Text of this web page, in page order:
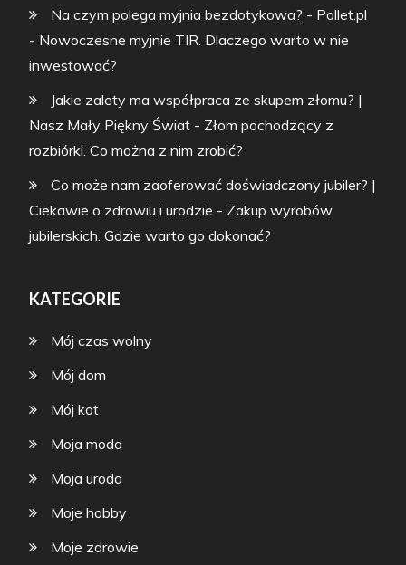
Na czym polega myjnia bezdotykowa? - Pollet.pl
- Nowoczesne myjnie TIR. Dlaczego warto w nie
inwestować?
Jakie zalety ma współpraca ze skupem złomu? |
Nasz Mały Piękny Świat - Złom pochodzący z
rozbiórki. Co można z nim zrobić?
Co może nam zaoferować doświadczony jubiler? |
Ciekawie o zdrowiu i urodzie - Zakup wyrobów
jubilerskich. Gdzie warto go dokonać?
KATEGORIE
Mój czas wolny
Mój dom
Mój kot
Moja moda
Moja uroda
Moje hobby
Moje zdrowie